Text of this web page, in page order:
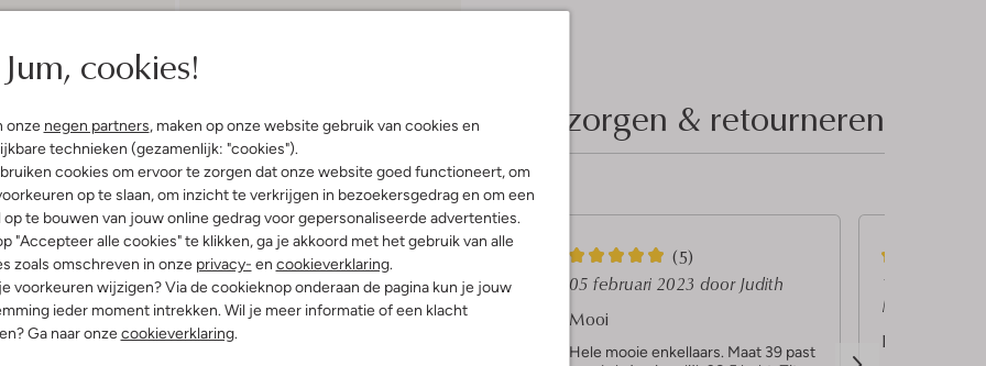
Jum, cookies!
onze negen partners, maken op onze website gebruik van cookies en
technieken (gezamenlijk: "cookies").
cookies om ervoor te zorgen dat onze website goed functioneert, om
op te slaan, om inzicht te verkrijgen in bezoekersgedrag en om een
op te bouwen van jouw online gedrag voor gepersonaliseerde advertenties.
"Accepteer alle cookies" te klikken, ga je akkoord met het gebruik van alle
zoals omschreven in onze privacy- en cookieverklaring.
voorkeuren wijzigen? Via de cookieknop onderaan de pagina kun je jouw
ieder moment intrekken. Wil je meer informatie of een klacht
Ga naar onzecookieverklaring.
Product informatie Bezorgen & retourneren
(5)
2024door Irene
laars
5
S
t
(5)
16 oktober 2023door Eline
Enkellaarsjes Taara
5
S
t
e
(5)
05 februari 2023 door Judith
Mooi
Hele mooie enkellaars. Maat 39 past
5
S
t
e
19
Marieke
Enkellaarsje